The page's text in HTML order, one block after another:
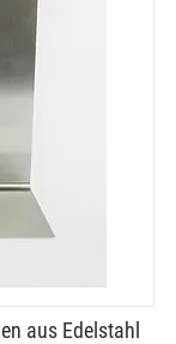
aus Edelstahl